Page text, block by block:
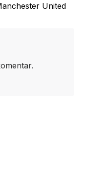
United